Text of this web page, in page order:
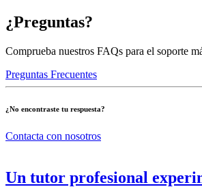
¿Preguntas?
Comprueba nuestros FAQs para el soporte
Preguntas Frecuentes
¿No encontraste tu respuesta?
Contacta con nosotros
Un tutor profesional